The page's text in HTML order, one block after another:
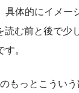
具体的にイメー
読む前と後で少
。
もっとこうい